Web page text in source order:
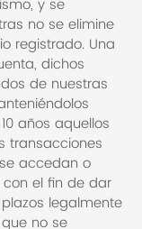
y se
no se elimine
registrado. Una
dichos
de nuestras
años aquellos
transacciones
accedan o
el fin de dar
legalmente
no se